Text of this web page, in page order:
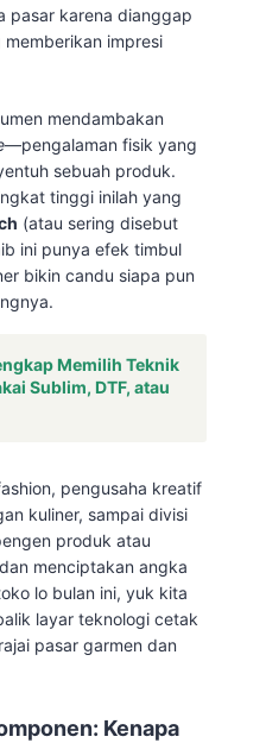
pasar karena dianggap
impresi
mendambakan
—pengalaman fisik yang
sebuah produk.
tinggi inilah yang
(atau sering disebut
ini punya efek timbul
bikin candu siapa pun
Memilih Teknik
Sublim, DTF, atau
pengusaha kreatif
kuliner, sampai divisi
produk atau
menciptakan angka
lo bulan ini, yuk kita
layar teknologi cetak
pasar garmen dan
Kenapa